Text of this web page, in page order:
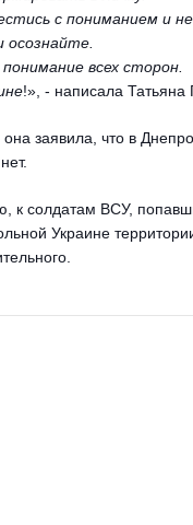
с пониманием и
всех сторон.
!», - написала Татьяна
она заявила, что в
к солдатам ВСУ,
Украине